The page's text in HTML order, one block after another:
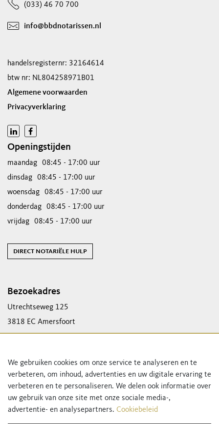
We gebruiken cookies om onze service te analyseren en te
verbeteren, om inhoud, advertenties en uw digitale ervaring te
verbeteren en te personaliseren. We delen ook informatie over
uw gebruik van onze site met onze sociale media-,
advertentie- en analysepartners. Cookiebeleid
(033) 46 70 700
info@bbdnotarissen.nl
handelsregisternr: 32164614
btw nr: NL804258971B01
Algemene voorwaarden
Privacyverklaring
Openingstijden
maandag
08:45 - 17:00 uur
dinsdag
08:45 - 17:00 uur
woensdag
08:45 - 17:00 uur
donderdag
08:45 - 17:00 uur
vrijdag
08:45 - 17:00 uur
direct notariële hulp
Bezoekadres
Utrechtseweg 125
3818 EC Amersfoort
Postbus 771
3800 AT Amersfoort
Schrijf je in voor onze nieuwsbrief!